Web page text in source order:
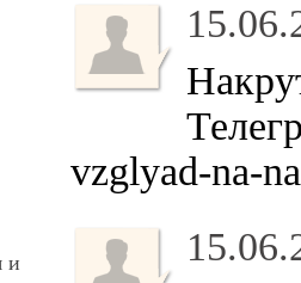
и
vzglyad-na-